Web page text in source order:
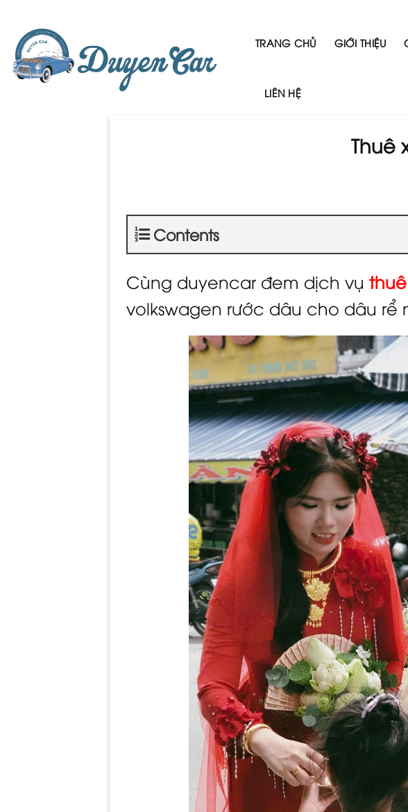
content
TRANG CHỦ GIỚI THIỆU
LIÊN HỆ
Thuê
Contents
Cùng duyencar đem dịch vụ
volkswagen rước dâu cho dâu rể